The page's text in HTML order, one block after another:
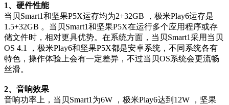
1、硬件性能
当贝Smart1和坚果P5X运存均为2+32GB ，极米Play6运存是
1.5+32GB 。当贝Smart1和坚果P5X在运行多个应用程序或存
储文件时，相对更具优势。在系统方面，当贝Smart1采用当贝
OS 4.1 ，极米Play6和坚果P5X都是安卓系统，不同系统各有
特色，操作体验上会有一定差异，不过当贝OS系统会更流畅
丝滑。
2、音响效果
音响功率上，当贝Smart1为6W ，极米Play6达到12W ，坚果